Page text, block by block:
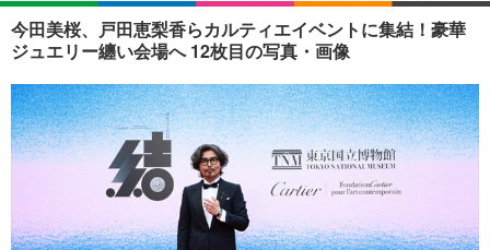
ショッピング その他
今田美桜、戸田恵梨香らカルティエイベントに集結！豪華
ジュエリー纏い会場へ 12枚目の写真・画像